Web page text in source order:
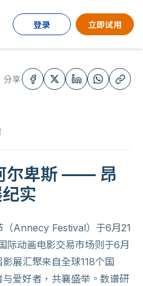
登录 立即试用
分享
尔卑斯 —— 昂
实
Annecy Festival）于6月21
际动画电影交易市场则于6月
展汇聚来自全球118个国
爱好者，共襄盛举。数谱研